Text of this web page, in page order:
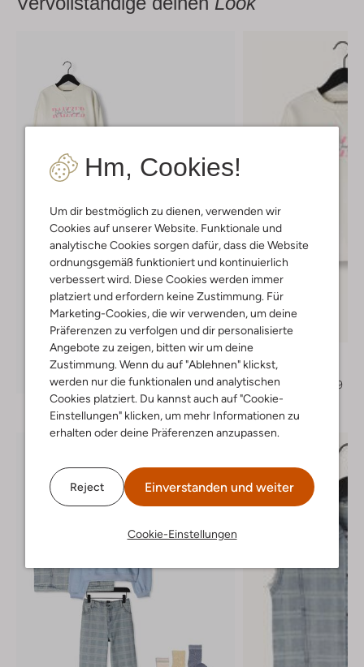
Hm, Cookies!
Um dir bestmöglich zu dienen, verwenden wir
Cookies auf unserer Website. Funktionale und
analytische Cookies sorgen dafür, dass die Website
ordnungsgemäß funktioniert und kontinuierlich
verbessert wird. Diese Cookies werden immer
platziert und erfordern keine Zustimmung. Für
Marketing-Cookies, die wir verwenden, um deine
Präferenzen zu verfolgen und dir personalisierte
Angebote zu zeigen, bitten wir um deine
Zustimmung. Wenn du auf "Ablehnen" klickst,
werden nur die funktionalen und analytischen
Cookies platziert. Du kannst auch auf "Cookie-
Einstellungen" klicken, um mehr Informationen zu
erhalten oder deine Präferenzen anzupassen.
Reject Einverstanden und weiter
Cookie-Einstellungen
Entdecke den Look
Letzter Artikel
-40%
Sweatshirt
€ 34,95
€ 20,99